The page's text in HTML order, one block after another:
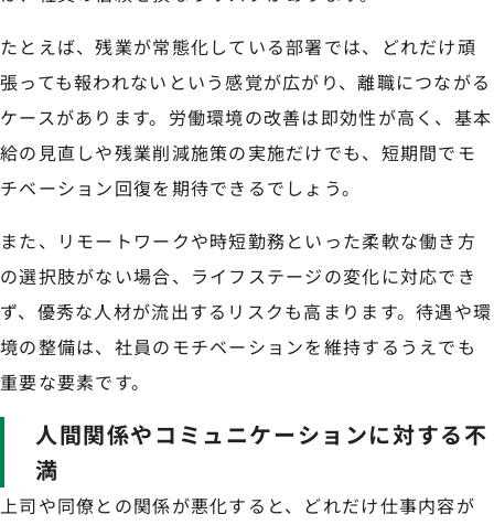
たとえば、残業が常態化している部署では、どれだけ頑
張っても報われないという感覚が広がり、離職につながる
ケースがあります。労働環境の改善は即効性が高く、基本
給の見直しや残業削減施策の実施だけでも、短期間でモ
チベーション回復を期待できるでしょう。
また、リモートワークや時短勤務といった柔軟な働き方
の選択肢がない場合、ライフステージの変化に対応でき
ず、優秀な人材が流出するリスクも高まります。待遇や環
境の整備は、社員のモチベーションを維持するうえでも
重要な要素です。
人間関係やコミュニケーションに対する不
満
上司や同僚との関係が悪化すると、どれだけ仕事内容が